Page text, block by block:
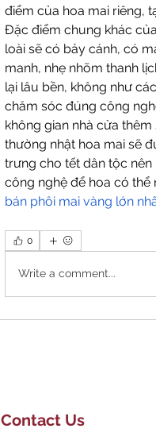
điểm của hoa mai riêng,
Đặc điểm chung khác
loài sẽ có bảy cánh, có
manh, nhẹ nhõm thanh
lại lâu bền, không như
chăm sóc đúng công
không gian nhà cửa thêm
thường nhật hoa mai sẽ
trưng cho tết dân tộc
công nghệ để hoa có thể
bán phôi mai vàng lớn
0
Write a comment...
Contact Us